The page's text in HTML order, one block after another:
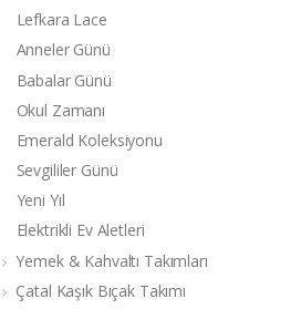
Lefkara Lace
Anneler Günü
Babalar Günü
Okul Zamanı
Emerald Koleksiyonu
Sevgililer Günü
Yeni Yıl
Elektrikli Ev Aletleri
Yemek & Kahvaltı Takımları
Çatal Kaşık Bıçak Takımı